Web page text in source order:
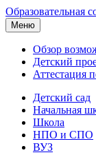
Образовательная
Меню
Обзор
Детский
Аттестация
Детский сад
Начальная
Школа
НПО и СПО
ВУЗ